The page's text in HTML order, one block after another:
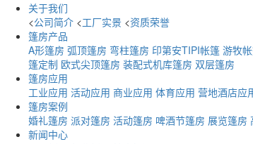
关于我们
<公司简介 <工厂实景 <资质荣誉
篷房产品
A形篷房 弧顶篷房 弯柱篷房 印第安TIPI帐篷 游牧
篷定制 欧式尖顶篷房 装配式机库篷房 双层篷房
篷房应用
工业应用 活动应用 商业应用 体育应用 营地酒店应
篷房案例
婚礼篷房 派对篷房 活动篷房 啤酒节篷房 展览篷房
新闻中心